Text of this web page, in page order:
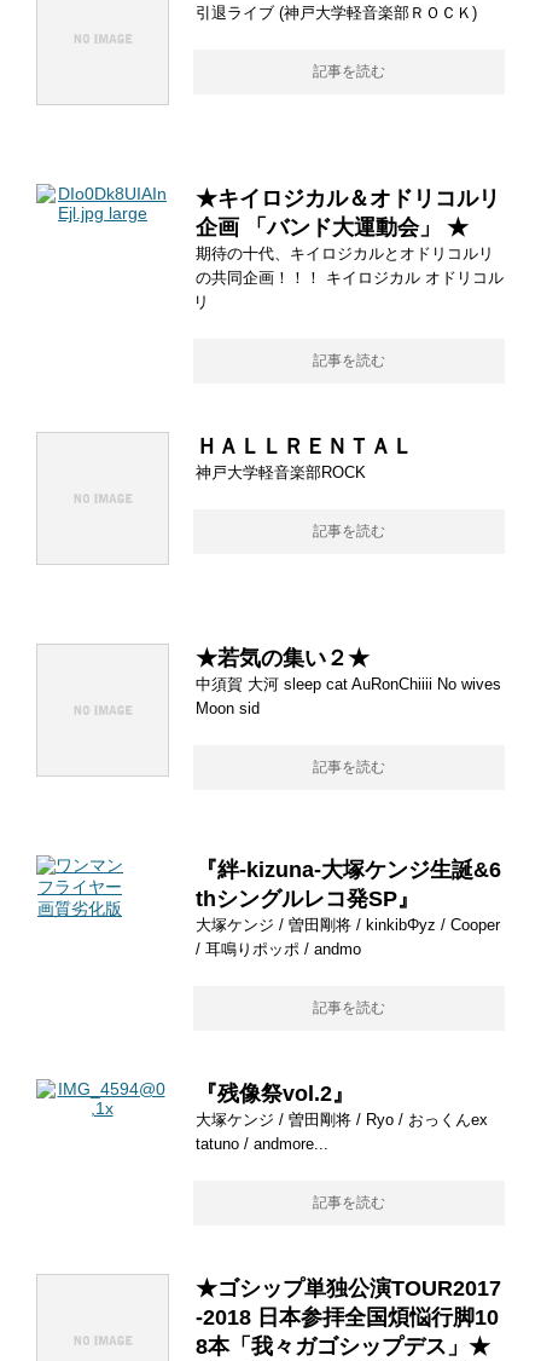
引退ライブ (神戸大学軽音楽部ＲＯＣＫ)
記事を読む
★キイロジカル＆オドリコルリ
企画 「バンド大運動会」 ★
期待の十代、キイロジカルとオドリコルリ
の共同企画！！！ キイロジカル オドリコル
リ
記事を読む
ＨＡＬＬＲＥＮＴＡＬ
神戸大学軽音楽部ROCK
記事を読む
★若気の集い２★
中須賀 大河 sleep cat AuRonChiiii No wives
Moon sid
記事を読む
『絆-kizuna-大塚ケンジ生誕&6
thシングルレコ発SP』
大塚ケンジ / 曽田剛将 / kinkibΦyz / Cooper
/ 耳鳴りポッポ / andmo
記事を読む
『残像祭vol.2』
大塚ケンジ / 曽田剛将 / Ryo / おっくんex
tatuno / andmore...
記事を読む
★ゴシップ単独公演TOUR2017
-2018 日本参拝全国煩悩行脚10
8本「我々ガゴシップデス」★